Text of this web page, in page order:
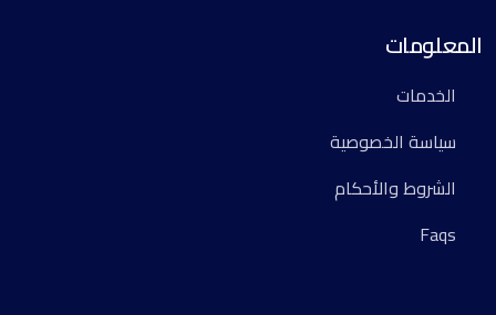
المعلومات
الخدمات
سياسة الخصوصية
الشروط والأحكام
Faqs